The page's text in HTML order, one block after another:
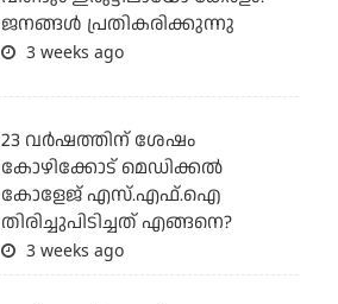
ജനങ്ങൾ പ്രതികരിക്കുന്നു
3 weeks ago
23 വർഷത്തിന് ശേഷം
കോഴിക്കോട് മെഡിക്കൽ
കോളേജ് എസ്.എഫ്.ഐ
തിരിച്ചുപിടിച്ചത് എങ്ങനെ?
3 weeks ago